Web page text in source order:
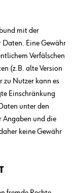
mit der
Daten. Eine Gewähr
Verfälschen
(z.B. alte Version
zu Nutzer kann es
Einschränkung
unter den
Angaben und die
keine Gewähr